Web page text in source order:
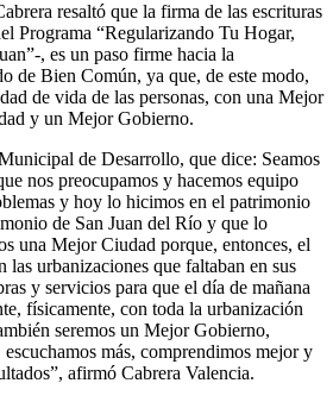
resaltó que la firma de las escrituras
Programa “Regularizando Tu Hogar,
, es un paso firme hacia la
de Bien Común, ya que, de este modo,
de vida de las personas, con una Mejor
y un Mejor Gobierno.
de Desarrollo, que dice: Seamos
nos preocupamos y hacemos equipo
y hoy lo hicimos en el patrimonio
de San Juan del Río y que lo
una Mejor Ciudad porque, entonces, el
las urbanizaciones que faltaban en sus
y servicios para que el día de mañana
físicamente, con toda la urbanización
seremos un Mejor Gobierno,
más, comprendimos mejor y
afirmó Cabrera Valencia.